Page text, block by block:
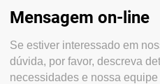
Mensagem on-line
Se estiver interessado em
dúvida, por favor, descreva
necessidades e nossa equipe